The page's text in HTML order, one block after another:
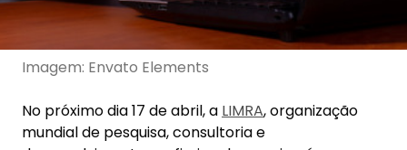
mundial de pesquisa, consultoria e
desenvolvimento profissional, organizará um
evento online. A entidade, que ajuda mais de 600
empresas de seguros e serviços financeiros em 73
distribuição, está programando um seminário
voltado para o mercado latino-americano sobre